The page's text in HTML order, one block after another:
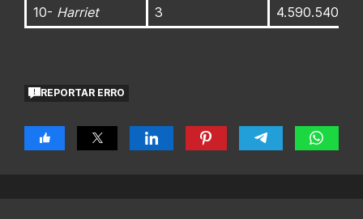
10- Harriet 3 4.590.540
REPORTAR ERRO